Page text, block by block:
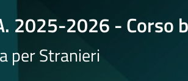
2025-2026 - Corso
per Stranieri